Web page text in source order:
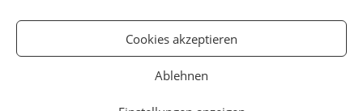
Cookies akzeptieren
Ablehnen